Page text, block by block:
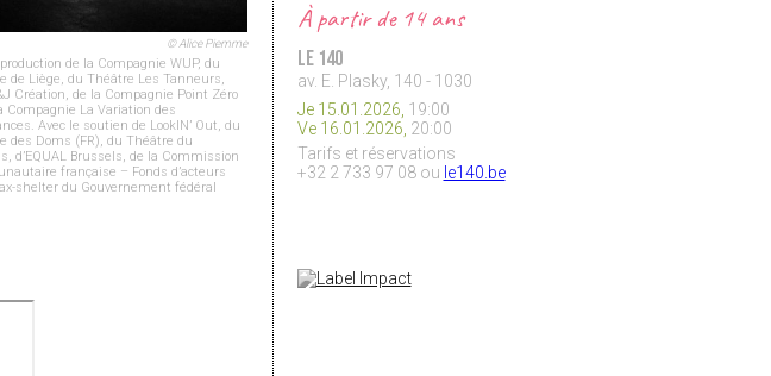
© Alice Piemme
de la Compagnie WUP, du
de Liège, du Théâtre Les Tanneurs,
Création, de la Compagnie Point Zéro
Compagnie La Variation des
Avec le soutien de LookIN’ Out, du
des Doms (FR), du Théâtre du
d’EQUAL Brussels, de la Commission
française – Fonds d’acteurs
shelter du Gouvernement fédéral
À partir de 14 ans
Le 140
av. E. Plasky, 140 - 1030
Je 15.01.2026, 19:00
Ve 16.01.2026, 20:00
Tarifs et réservations
+32 2 733 97 08 ou le140.be